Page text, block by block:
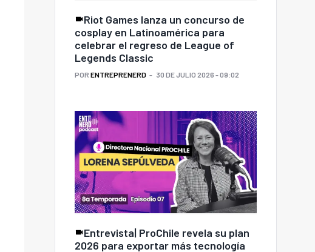
Riot Games lanza un concurso de
cosplay en Latinoamérica para
celebrar el regreso de League of
Legends Classic
POR ENTREPRENERD 30 DE JULIO 2026 - 09:02
Entrevista| ProChile revela su plan
2026 para exportar más tecnología